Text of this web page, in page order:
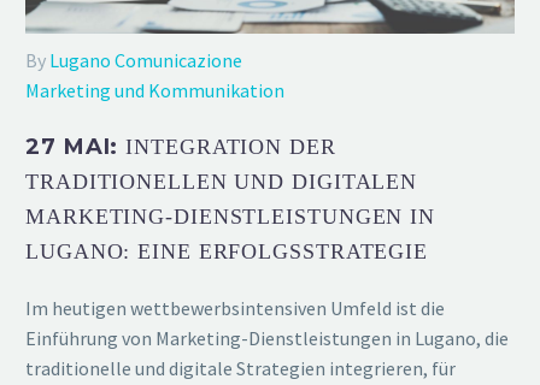
By Lugano Comunicazione
Marketing und Kommunikation
27 MAI:INTEGRATION DER
TRADITIONELLEN UND DIGITALEN
MARKETING-DIENSTLEISTUNGEN IN
LUGANO: EINE ERFOLGSSTRATEGIE
Im heutigen wettbewerbsintensiven Umfeld ist die
Einführung von Marketing-Dienstleistungen in Lugano, die
traditionelle und digitale Strategien integrieren, für